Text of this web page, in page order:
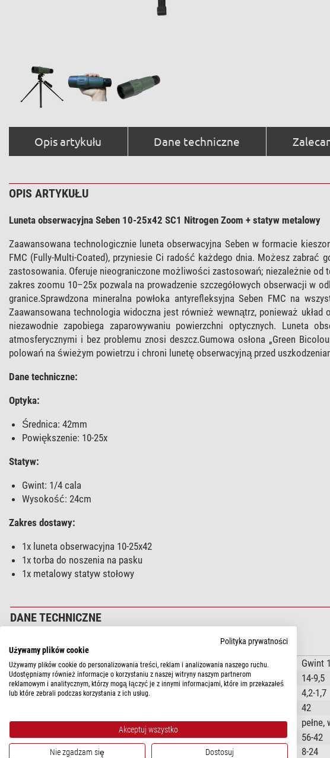
Opis artykułu Dane techniczne
OPIS ARTYKUŁU
Luneta obserwacyjna Seben 10-25x42 SC1 Nitrogen Zoom + statyw metalowy
Zaawansowana technologicznie luneta obserwacyjna Seben w formacie
FMC (Fully-Multi-Coated), przyniesie Ci radość każdego dnia. Możesz
zastosowania. Oferuje nieograniczone możliwości zastosowań; niezależnie od
zakres zoomu 10–25x pozwala na prowadzenie szczegółowych obserwacji w
granice.Sprawdzona mineralna powłoka antyrefleksyjna Seben FMC na
Zaawansowana technologia widoczna jest również wewnątrz, ponieważ układ
niezawodnie zapobiega zaparowywaniu powierzchni optycznych. Luneta
atmosferycznymi i bez problemu znosi deszcz.Gumowa osłona „Green
polowań na świeżym powietrzu i chroni lunetę obserwacyjną przed
Dane techniczne:
Optyka:
Średnica: 42mm
Powiększenie: 10-25x
Statyw:
Gwint: 1/4 cala
Wysokość: 24cm
Zakres dostawy:
1x luneta obserwacyjna 10-25x42
1x torba do noszenia na pasku
1x metalowy statyw stołowy
DANE TECHNICZNE
Wydajność
Podłączenie
Gwint
Odległość od oka (mm)
14-9,5
Źrenica wyjściowa (mm)
4,2-1,7
42
Powłoka antyrefleksyjna soczewki
Pole widzenia na 1.000m (m)
56-42
Powiększenie
8-24
Polityka prywatności
Używamy plików cookie
Używamy plików cookie do personalizowania treści, reklam i analizowania naszego ruchu.
Udostępniamy również informacje o korzystaniu z naszej witryny naszym partnerom
reklamowym i analitycznym, którzy mogą łączyć je z innymi informacjami, które im przekazałeś
lub które zebrali podczas korzystania z ich usług.
Akceptuj wszystko
Nie zgadzam się Dostosuj